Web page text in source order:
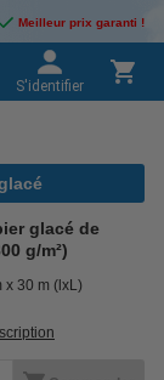
Meilleur prix garanti !
S'identifier
glacé de
g/m²)
x 30 m (lxL)